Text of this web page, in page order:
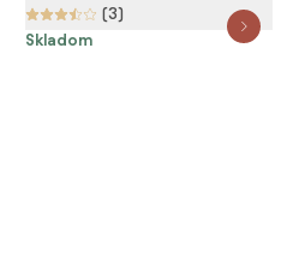
cm
(3)
Skladom